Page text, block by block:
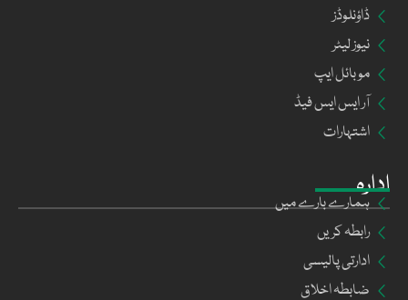
ادارہ
ہمارے بارے میں
رابطہ کریں
ادارتی پالیسی
ضابطہ اخلاق
ڈاؤنلوڈز
نیوز لیٹر
موبائل ایپ
آر ایس ایس فیڈ
اشتہارات